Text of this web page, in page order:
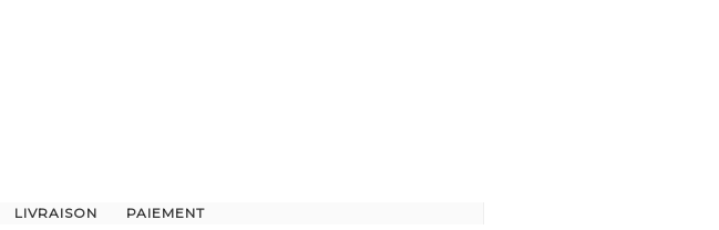
LIVRAISON PAIEMENT